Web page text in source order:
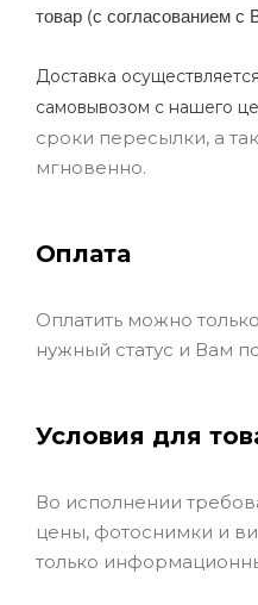
товар (с согласованием с
Доставка
самовывозом с нашего
сроки пересылки, а
мгновенно.
Оплата
Оплатить можно
нужный статус и Вам
Условия для
Во исполнении
цены, фотоснимки и
только